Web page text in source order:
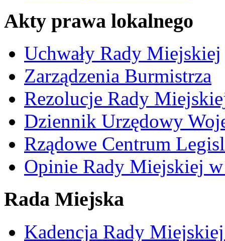
Akty prawa lokalnego
Uchwały Rady Miejskiej
Zarządzenia Burmistrza
Rezolucje Rady
Dziennik Urzędowy
Rządowe Centrum
Opinie Rady Miejskiej w
Rada Miejska
Kadencja Rady